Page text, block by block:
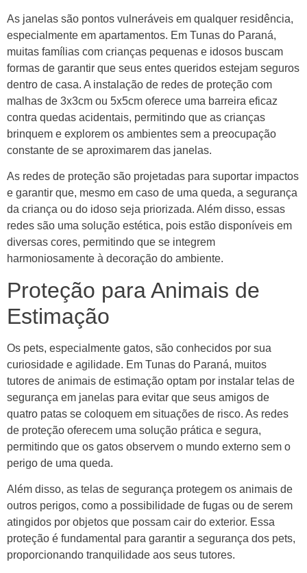
As janelas são pontos vulneráveis em qualquer residência,
especialmente em apartamentos. Em Tunas do Paraná,
muitas famílias com crianças pequenas e idosos buscam
formas de garantir que seus entes queridos estejam seguros
dentro de casa. A instalação de redes de proteção com
malhas de 3x3cm ou 5x5cm oferece uma barreira eficaz
contra quedas acidentais, permitindo que as crianças
brinquem e explorem os ambientes sem a preocupação
constante de se aproximarem das janelas.
As redes de proteção são projetadas para suportar impactos
e garantir que, mesmo em caso de uma queda, a segurança
da criança ou do idoso seja priorizada. Além disso, essas
redes são uma solução estética, pois estão disponíveis em
diversas cores, permitindo que se integrem
harmoniosamente à decoração do ambiente.
Proteção para Animais de
Estimação
Os pets, especialmente gatos, são conhecidos por sua
curiosidade e agilidade. Em Tunas do Paraná, muitos
tutores de animais de estimação optam por instalar telas de
segurança em janelas para evitar que seus amigos de
quatro patas se coloquem em situações de risco. As redes
de proteção oferecem uma solução prática e segura,
permitindo que os gatos observem o mundo externo sem o
perigo de uma queda.
Além disso, as telas de segurança protegem os animais de
outros perigos, como a possibilidade de fugas ou de serem
atingidos por objetos que possam cair do exterior. Essa
proteção é fundamental para garantir a segurança dos pets,
proporcionando tranquilidade aos seus tutores.